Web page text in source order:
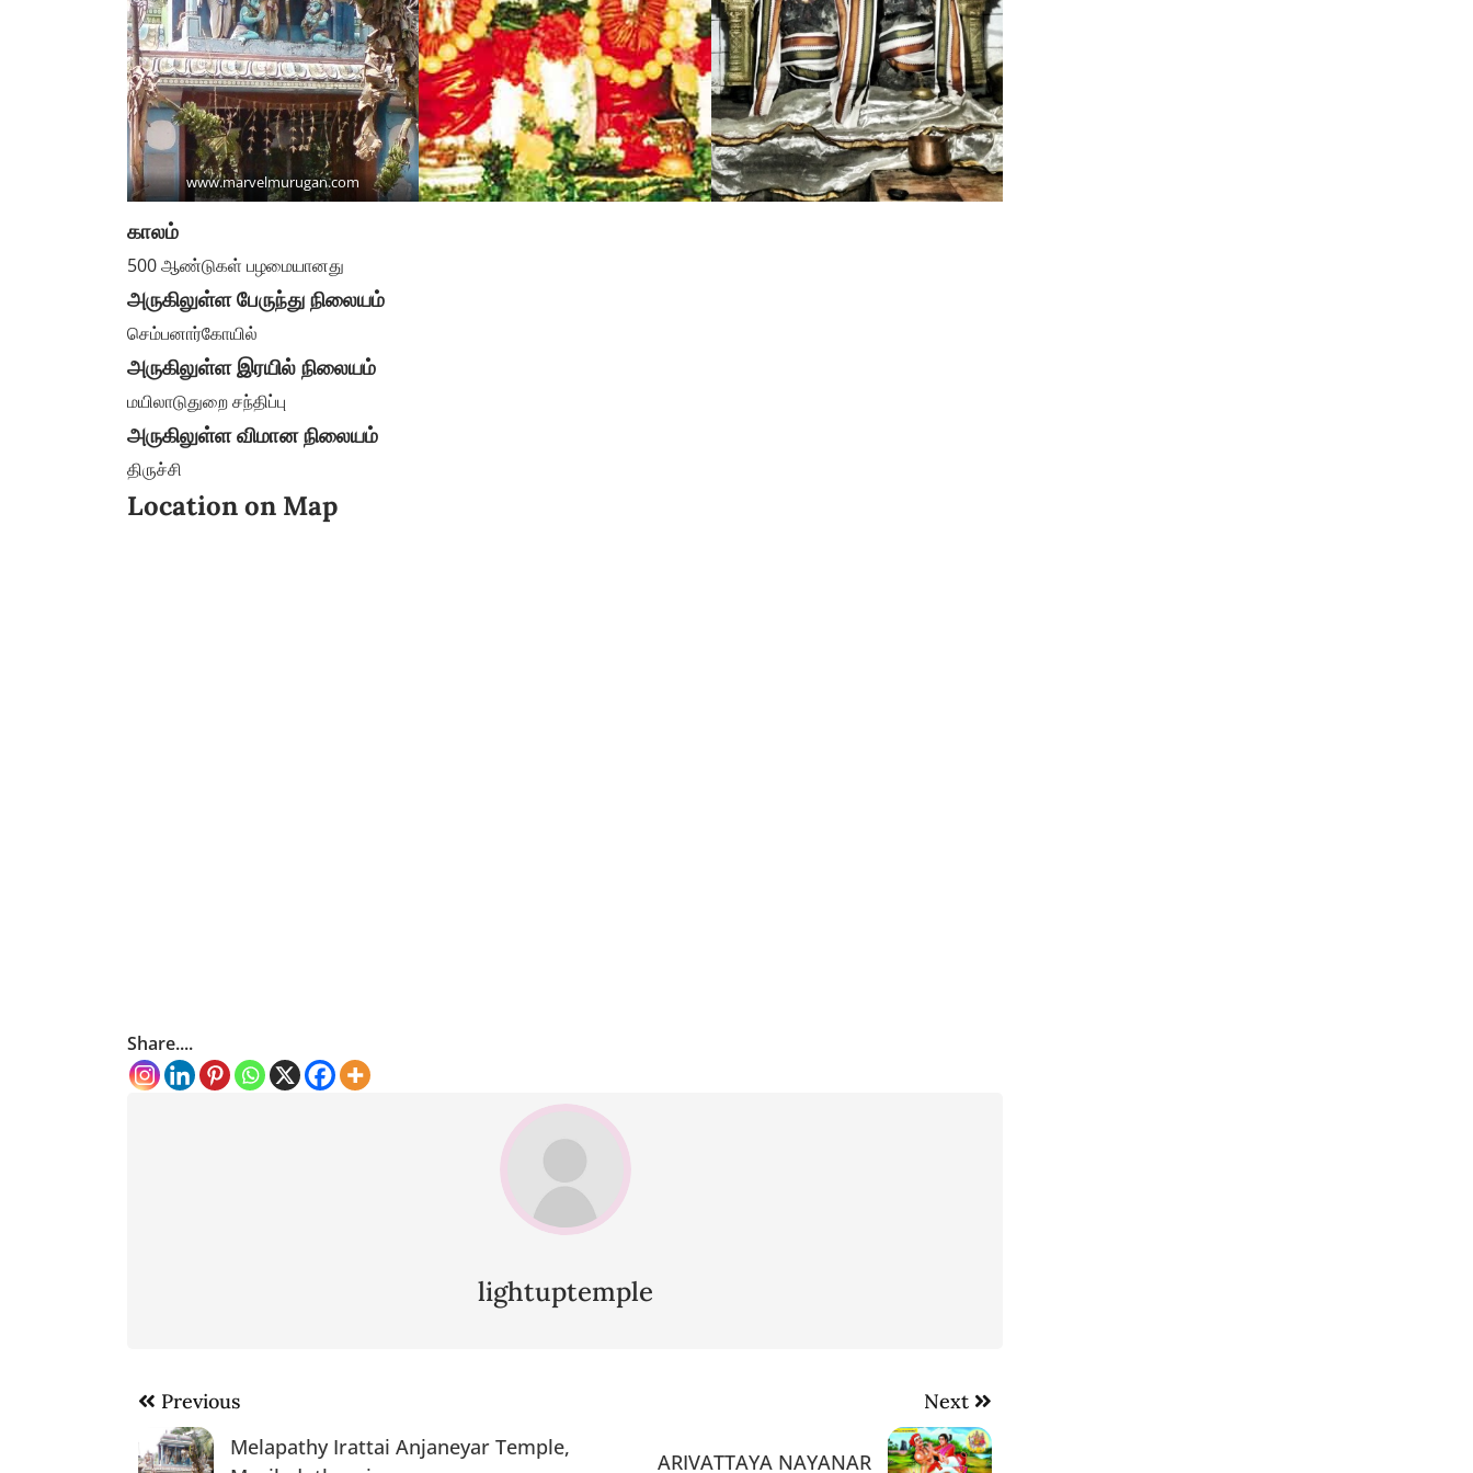
www.marvelmurugan.com
காலம்
500 ஆண்டுகள் பழமையானது
அருகிலுள்ள பேருந்து நிலையம்
செம்பனார்கோயில்
அருகிலுள்ள இரயில் நிலையம்
மயிலாடுதுறை சந்திப்பு
அருகிலுள்ள விமான நிலையம்
திருச்சி
Location on Map
Share....
lightuptemple
Post
navigation
Previous
Melapathy Irattai Anjaneyar Temple,
Next
ARIVATTAYA NAYANAR